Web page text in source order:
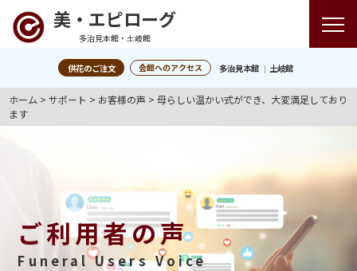
美・エピローグ
多治見本館・土岐館
供花のご注文 会館へのアクセス 多治見本館 土岐館
ホーム >サポート > お客様の声 >母らしい温かい式ができ、大変満足しており
ます
ご利用者の声
Funeral Users Voice